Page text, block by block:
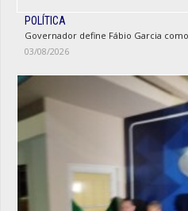
POLÍTICA
Governador define Fábio Garcia
03/08/2026